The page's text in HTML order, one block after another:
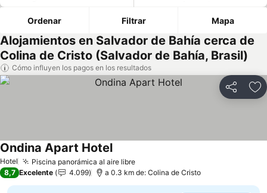
Ordenar Filtrar Mapa
Alojamientos en Salvador de Bahía cerca de
Colina de Cristo (Salvador de Bahía, Brasil)
Cómo influyen los pagos en los resultados
Compartir
Hotel Piscina panorámica al aire libreVer precios
Ondina Apart HotelVer precios
8,7 Excelente 4.099 a 0.3 km de: Colina de Cristo